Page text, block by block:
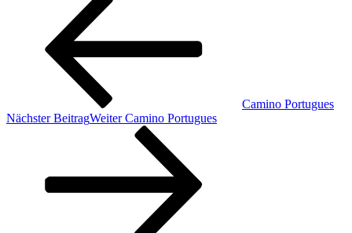
Camino Portugues
Nächster BeitragWeiter Camino Portugues